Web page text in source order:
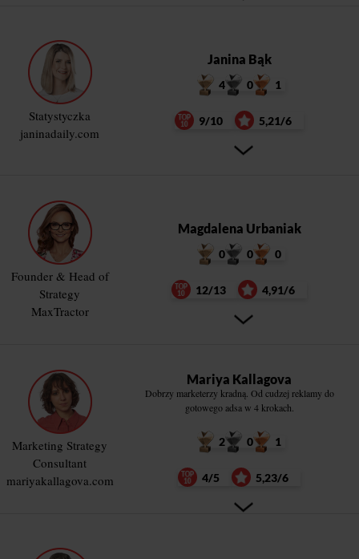
Statystyczka
janinadaily.com
Janina Bąk
4 0 1
9/10 5,21/6
Founder & Head of
Strategy
MaxTractor
Magdalena Urbaniak
0 0 0
12/13 4,91/6
Marketing Strategy
Consultant
mariyakallagova.com
Mariya Kallagova
Dobrzy marketerzy kradną. Od cudzej reklamy do
gotowego adsa w 4 krokach.
2 0 1
4/5 5,23/6